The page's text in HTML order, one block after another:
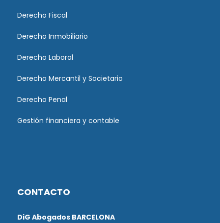
Derecho Fiscal
Derecho Inmobiliario
Derecho Laboral
Derecho Mercantil y Societario
Derecho Penal
Gestión financiera y contable
CONTACTO
DiG Abogados BARCELONA